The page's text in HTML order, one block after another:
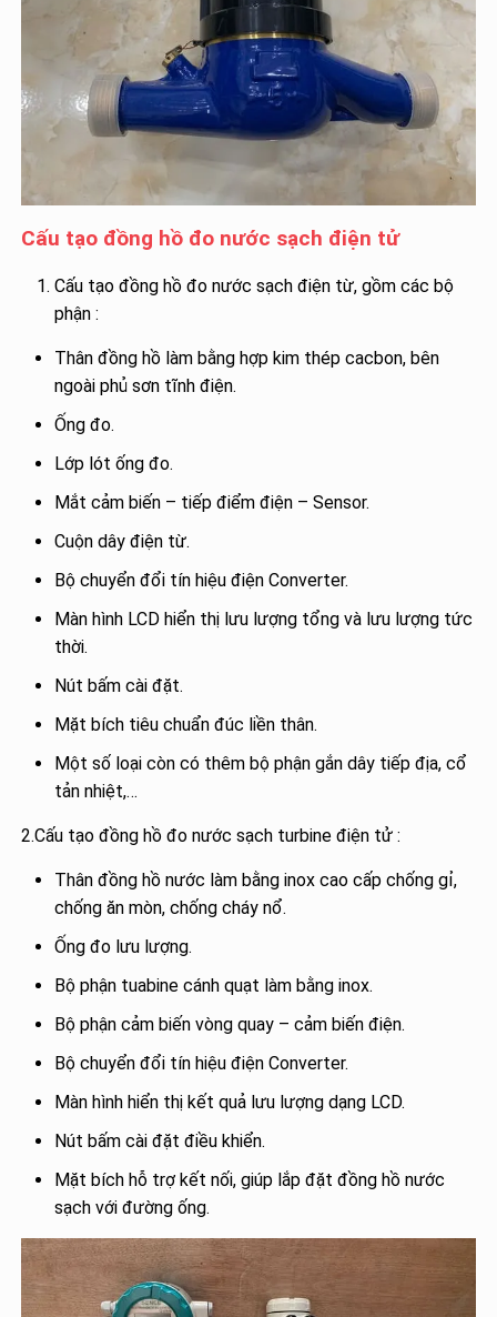
Cấu tạo đồng hồ đo nước sạch điện tử
Cấu tạo đồng hồ đo nước sạch điện từ, gồm các bộ
phận :
Thân đồng hồ làm bằng hợp kim thép cacbon, bên
ngoài phủ sơn tĩnh điện.
Ống đo.
Lớp lót ống đo.
Mắt cảm biến – tiếp điểm điện – Sensor.
Cuộn dây điện từ.
Bộ chuyển đổi tín hiệu điện Converter.
Màn hình LCD hiển thị lưu lượng tổng và lưu lượng tức
thời.
Nút bấm cài đặt.
Mặt bích tiêu chuẩn đúc liền thân.
Một số loại còn có thêm bộ phận gắn dây tiếp địa, cổ
tản nhiệt,…
2.Cấu tạo đồng hồ đo nước sạch turbine điện tử :
Thân đồng hồ nước làm bằng inox cao cấp chống gỉ,
chống ăn mòn, chống cháy nổ.
Ống đo lưu lượng.
Bộ phận tuabine cánh quạt làm bằng inox.
Bộ phận cảm biến vòng quay – cảm biến điện.
Bộ chuyển đổi tín hiệu điện Converter.
Màn hình hiển thị kết quả lưu lượng dạng LCD.
Nút bấm cài đặt điều khiển.
Mặt bích hỗ trợ kết nối, giúp lắp đặt đồng hồ nước
sạch với đường ống.